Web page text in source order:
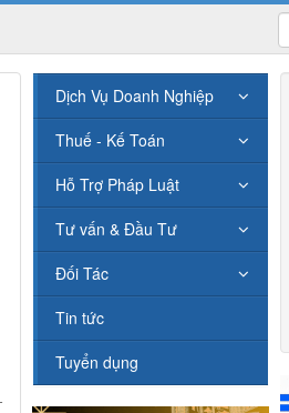
Dịch Vụ Doanh Nghiệp
Thuế - Kế Toán
Hỗ Trợ Pháp Luật
Tư vấn & Đầu Tư
Đối Tác
Tin tức
Tuyển dụng